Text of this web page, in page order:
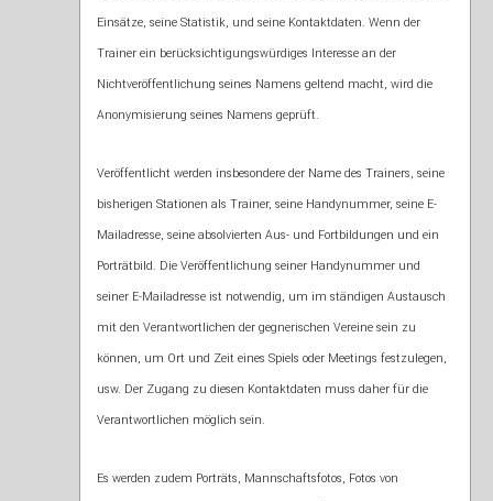
Einsätze, seine Statistik, und seine Kontaktdaten. Wenn der
Trainer ein berücksichtigungswürdiges Interesse an der
Nichtveröffentlichung seines Namens geltend macht, wird die
Anonymisierung seines Namens geprüft.
Veröffentlicht werden insbesondere der Name des Trainers, seine
bisherigen Stationen als Trainer, seine Handynummer, seine E-
Mailadresse, seine absolvierten Aus- und Fortbildungen und ein
Porträtbild. Die Veröffentlichung seiner Handynummer und
seiner E-Mailadresse ist notwendig, um im ständigen Austausch
mit den Verantwortlichen der gegnerischen Vereine sein zu
können, um Ort und Zeit eines Spiels oder Meetings festzulegen,
usw. Der Zugang zu diesen Kontaktdaten muss daher für die
Verantwortlichen möglich sein.
Es werden zudem Porträts, Mannschaftsfotos, Fotos von